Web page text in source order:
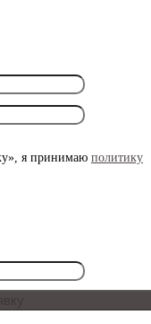
я принимаю политику